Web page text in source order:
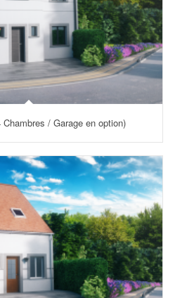
/ Garage en option)